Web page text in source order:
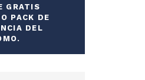
GRATIS
PACK DE
DEL